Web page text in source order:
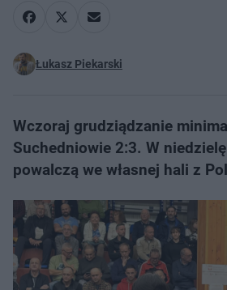
Łukasz Piekarski
Wczoraj grudziądzanie
Suchedniowie 2:3. W
powalczą we własnej hali z